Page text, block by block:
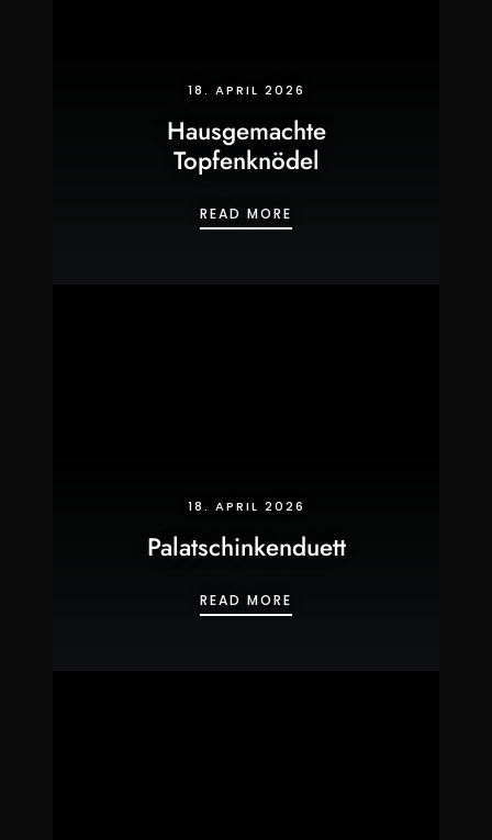
18. APRIL 2026
Hausgemachte
Topfenknödel
READ MORE
18. APRIL 2026
Palatschinkenduett
READ MORE